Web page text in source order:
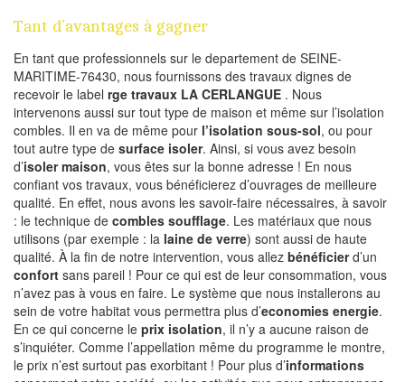
Tant d’avantages à gagner
En tant que professionnels sur le departement de SEINE-
MARITIME-76430, nous fournissons des travaux dignes de
recevoir le label rge travaux LA CERLANGUE . Nous
intervenons aussi sur tout type de maison et même sur l’isolation
combles. Il en va de même pour l’isolation sous-sol, ou pour
tout autre type de surface isoler. Ainsi, si vous avez besoin
d’isoler maison, vous êtes sur la bonne adresse ! En nous
confiant vos travaux, vous bénéficierez d’ouvrages de meilleure
qualité. En effet, nous avons les savoir-faire nécessaires, à savoir
: le technique de combles soufflage. Les matériaux que nous
utilisons (par exemple : la laine de verre) sont aussi de haute
qualité. À la fin de notre intervention, vous allez bénéficierd’un
confort sans pareil ! Pour ce qui est de leur consommation, vous
n’avez pas à vous en faire. Le système que nous installerons au
sein de votre habitat vous permettra plus d’economies energie.
En ce qui concerne le prix isolation, il n’y a aucune raison de
s’inquiéter. Comme l’appellation même du programme le montre,
le prix n’est surtout pas exorbitant ! Pour plus d’informations